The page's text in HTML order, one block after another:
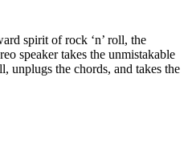
spirit of rock ‘n’ roll, the
speaker takes the unmistakable
unplugs the chords, and takes the